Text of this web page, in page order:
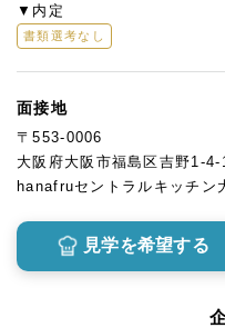
▼内定
書類選考なし
面接地
〒553-0006
大阪府大阪市福島区吉野1-4-
hanafruセントラルキッチ
見学を希望する